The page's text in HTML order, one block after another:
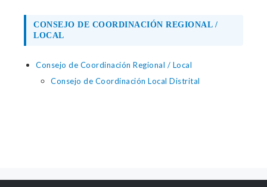
CONSEJO DE COORDINACIÓN REGIONAL /
LOCAL
Consejo de Coordinación Regional / Local
Consejo de Coordinación Local Distrital